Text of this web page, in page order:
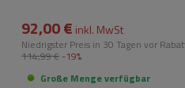
92,00 € inkl. MwSt
Niedrigster Preis in 30 Tagen vor
114,99 € -19%
Große Menge verfügbar